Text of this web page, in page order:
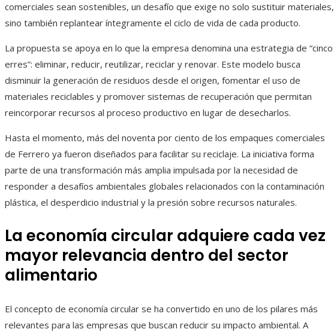
comerciales sean sostenibles, un desafío que exige no solo sustituir materiales,
sino también replantear íntegramente el ciclo de vida de cada producto.
La propuesta se apoya en lo que la empresa denomina una estrategia de “cinco
erres”: eliminar, reducir, reutilizar, reciclar y renovar. Este modelo busca
disminuir la generación de residuos desde el origen, fomentar el uso de
materiales reciclables y promover sistemas de recuperación que permitan
reincorporar recursos al proceso productivo en lugar de desecharlos.
Hasta el momento, más del noventa por ciento de los empaques comerciales
de Ferrero ya fueron diseñados para facilitar su reciclaje. La iniciativa forma
parte de una transformación más amplia impulsada por la necesidad de
responder a desafíos ambientales globales relacionados con la contaminación
plástica, el desperdicio industrial y la presión sobre recursos naturales.
La economía circular adquiere cada vez
mayor relevancia dentro del sector
alimentario
El concepto de economía circular se ha convertido en uno de los pilares más
relevantes para las empresas que buscan reducir su impacto ambiental. A